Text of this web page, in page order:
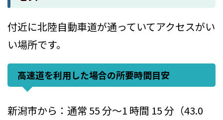
付近に北陸自動車道が通っていてアクセスがい
い場所です。
高速道を利用した場合の所要時間目安
新潟市から：通常 55 分～1 時間 15 分（43.0